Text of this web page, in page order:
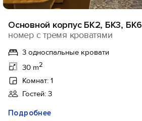
Основной корпус БК2, БК3, БК6
номер с тремя кроватями
3 односпальные кровати
30 m2
Комнат: 1
Гостей: 3
Подробнее